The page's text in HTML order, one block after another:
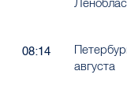
08:14
августа